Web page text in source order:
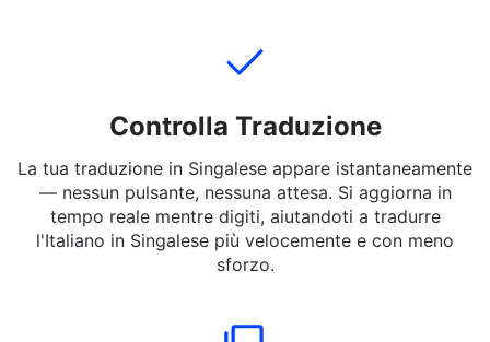
Controlla Traduzione
La tua traduzione in Singalese appare istantaneamente
— nessun pulsante, nessuna attesa. Si aggiorna in
tempo reale mentre digiti, aiutandoti a tradurre
sforzo.